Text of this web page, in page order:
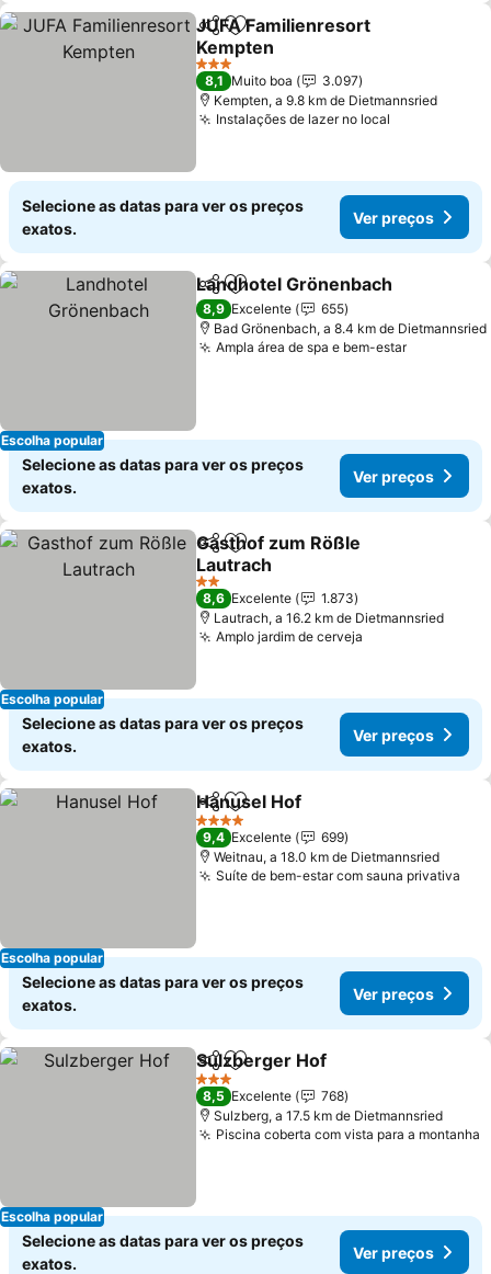
PartilharAdicionar aos favoritos
JUFA Familienresort
Kempten
3 Estrelas
8,1 Muito boa
3.097
Kempten, a 9.8 km de Dietmannsried
Instalações de lazer no local
Selecione as datas para ver os preços
exatos.
Ver preços
Escolha popular
PartilharAdicionar aos favoritos
Landhotel Grönenbach
8,9 Excelente
655
Bad Grönenbach, a 8.4 km de Dietmannsried
Ampla área de spa e bem-estar
Selecione as datas para ver os preços
exatos.
Ver preços
Escolha popular
PartilharAdicionar aos favoritos
Gasthof zum Rößle
Lautrach
2 Estrelas
8,6 Excelente
1.873
Lautrach, a 16.2 km de Dietmannsried
Amplo jardim de cerveja
Selecione as datas para ver os preços
exatos.
Ver preços
Escolha popular
PartilharAdicionar aos favoritos
Hanusel Hof
4 Estrelas
9,4 Excelente
699
Weitnau, a 18.0 km de Dietmannsried
Suíte de bem-estar com sauna privativa
Selecione as datas para ver os preços
exatos.
Ver preços
Escolha popular
PartilharAdicionar aos favoritos
Sulzberger Hof
3 Estrelas
8,5 Excelente
768
Sulzberg, a 17.5 km de Dietmannsried
Piscina coberta com vista para a montanha
Selecione as datas para ver os preços
exatos.
Ver preços